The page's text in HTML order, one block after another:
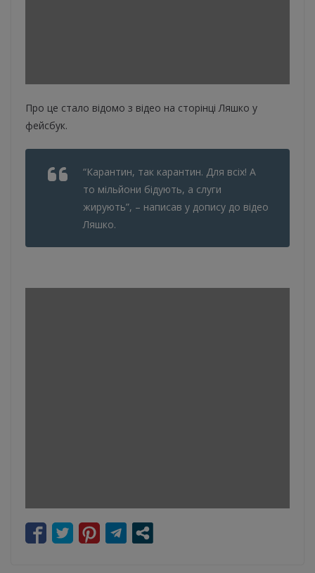
Про це стало відомо з відео на сторінці Ляшко у
фейсбук.
“Карантин, так карантин. Для всіх! А
то мільйони бідують, а слуги
жирують”, – написав у допису до відео
Ляшко.